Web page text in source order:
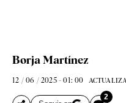
Borja Martínez
12 / 06 / 2025 - 01: 00
2